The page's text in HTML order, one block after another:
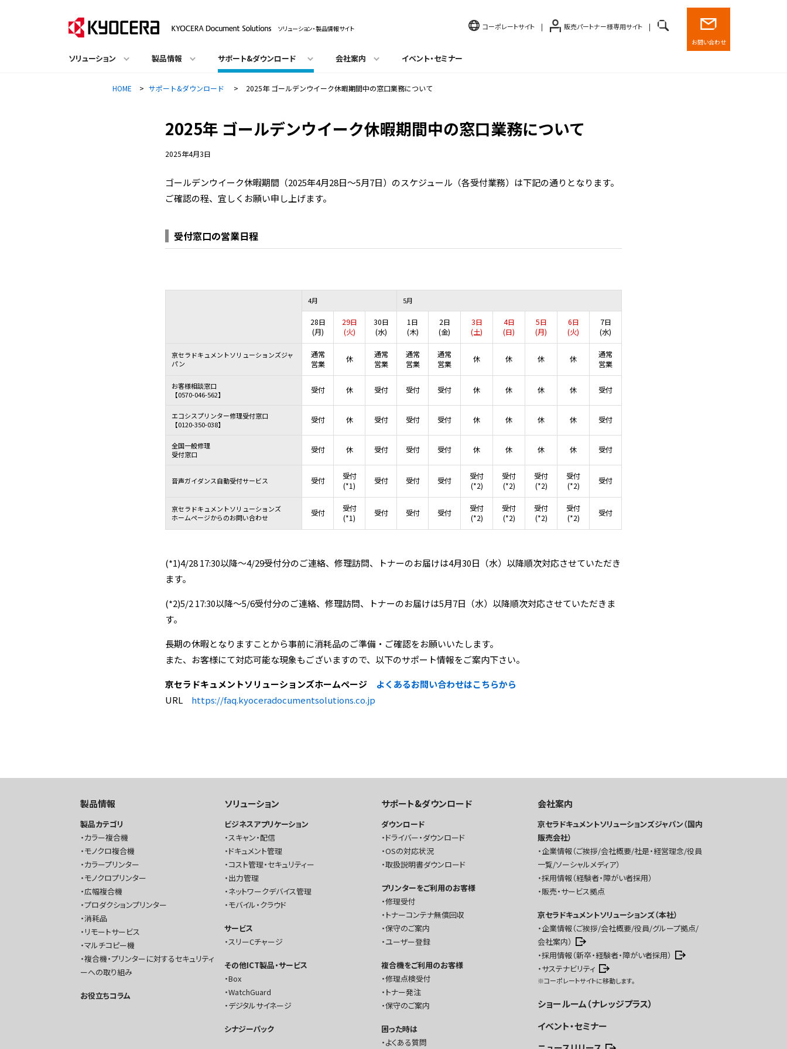
ソリューション・製品情報サイト コーポレートサイト 販売パートナー様専用サイト
お問い合わせ
ソリューション 製品情報 サポート&ダウンロード 会社案内 イベント・セミナー
HOME > サポート&ダウンロード > 2025年 ゴールデンウイーク休暇期間中の窓口業務について
2025年 ゴールデンウイーク休暇期間中の窓口業務について
2025年4月3日
ゴールデンウイーク休暇期間（2025年4月28日～5月7日）のスケジュール（各受付業務）は下記の通りとなります。
ご確認の程、宜しくお願い申し上げます。
受付窓口の営業日程
4月 5月
28日
(月)
29日
(火)
30日
(水)
1日
(木)
2日
(金)
3日
(土)
4日
(日)
5日
(月)
6日
(火)
7日
(水)
京セラドキュメントソリューションズジャ
パン
通常
営業
休
通常
営業
通常
営業
通常
営業
休 休 休 休
通常
営業
お客様相談窓口
【0570-046-562】
受付 休 受付 受付 受付 休 休 休 休 受付
エコシスプリンター修理受付窓口
【0120-350-038】
受付 休 受付 受付 受付 休 休 休 休 受付
全国一般修理
受付窓口
受付 休 受付 受付 受付 休 休 休 休 受付
音声ガイダンス自動受付サービス 受付
受付
(*1)
受付 受付 受付
受付
(*2)
受付
(*2)
受付
(*2)
受付
(*2)
受付
京セラドキュメントソリューションズ
ホームページからのお問い合わせ
受付
受付
(*1)
受付 受付 受付
受付
(*2)
受付
(*2)
受付
(*2)
受付
(*2)
受付
(*1)4/28 17:30以降～4/29受付分のご連絡、修理訪問、トナーのお届けは4月30日（水）以降順次対応させていただき
ます。
(*2)5/2 17:30以降～5/6受付分のご連絡、修理訪問、トナーのお届けは5月7日（水）以降順次対応させていただきま
す。
長期の休暇となりますことから事前に消耗品のご準備・ご確認をお願いいたします。
また、お客様にて対応可能な現象もございますので、以下のサポート情報をご案内下さい。
京セラドキュメントソリューションズホームページ よくあるお問い合わせはこちらから
URL https://faq.kyoceradocumentsolutions.co.jp
製品情報
製品カテゴリ
カラー複合機
モノクロ複合機
カラープリンター
モノクロプリンター
広幅複合機
プロダクションプリンター
消耗品
リモートサービス
マルチコピー機
複合機・プリンターに対するセキュリティ
ーへの取り組み
お役立ちコラム
ソリューション
ビジネスアプリケーション
スキャン・配信
ドキュメント管理
コスト管理・セキュリティー
出力管理
ネットワークデバイス管理
モバイル・クラウド
サービス
スリーCチャージ
その他ICT製品・サービス
Box
WatchGuard
デジタルサイネージ
シナジーパック
サポート&ダウンロード
ダウンロード
ドライバー・ダウンロード
OSの対応状況
取扱説明書ダウンロード
プリンターをご利用のお客様
修理受付
トナーコンテナ無償回収
保守のご案内
ユーザー登録
複合機をご利用のお客様
修理点検受付
トナー発注
保守のご案内
困った時は
よくある質問
会社案内
京セラドキュメントソリューションズジャパン（国内
販売会社）
企業情報（ご挨拶/会社概要/社是・経営理念/役員
一覧/ソーシャルメディア）
採用情報（経験者・障がい者採用）
販売・サービス拠点
京セラドキュメントソリューションズ（本社）
企業情報（ご挨拶/会社概要/役員/グループ拠点/
会社案内）
採用情報（新卒・経験者・障がい者採用）
サステナビリティ
※コーポレートサイトに移動します。
ショールーム（ナレッジプラス）
イベント・セミナー